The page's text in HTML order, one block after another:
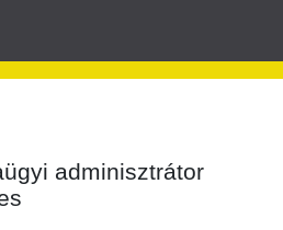
adminisztrátor